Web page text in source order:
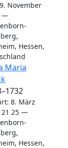
9. November
Hessen,
Maria
–1732
: 8. März
21 25 —
Hessen,